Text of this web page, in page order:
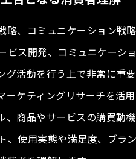
略、コミュニケーション戦
ビス開発、コミュニケーシ
グ活動を行う上で非常に重
ーケティングリサーチを活
、商品やサービスの購買動
、使用実態や満足度、ブラ